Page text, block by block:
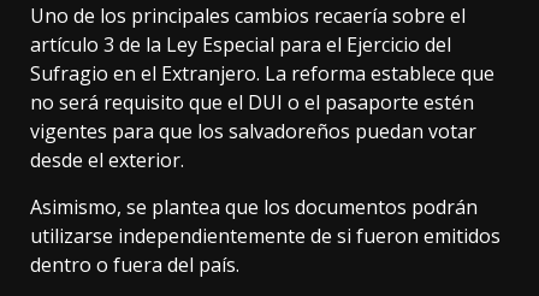
Uno de los principales cambios recaería sobre el
artículo 3 de la Ley Especial para el Ejercicio del
Sufragio en el Extranjero. La reforma establece que
no será requisito que el DUI o el pasaporte estén
vigentes para que los salvadoreños puedan votar
desde el exterior.
Asimismo, se plantea que los documentos podrán
utilizarse independientemente de si fueron emitidos
dentro o fuera del país.